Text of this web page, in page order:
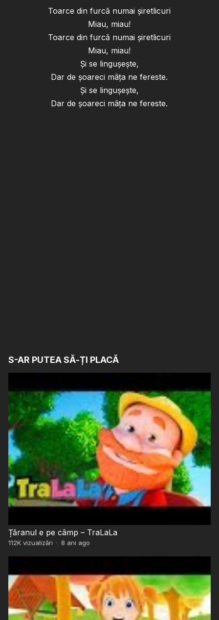
Toarce din furcă numai șiretlicuri
Miau, miau!
Toarce din furcă numai șiretlicuri
Miau, miau!
Și se lingușește,
Dar de șoareci mâța ne fereste.
Și se lingușește,
Dar de șoareci mâța ne fereste.
S-AR PUTEA SĂ-ȚI PLACĂ
Țăranul e pe câmp – TraLaLa
112Kvizualizări · 8 ani ago